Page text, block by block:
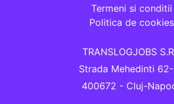
Termeni si conditii
Politica de cookies
TRANSLOGJOBS
Strada Mehedinti
400672 - Cluj-